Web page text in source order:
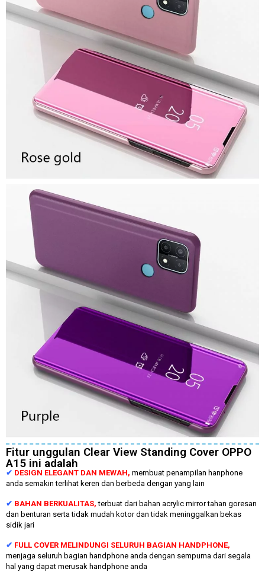
Fitur unggulan Clear View Standing Cover OPPO
A15 ini adalah
✔ DESIGN ELEGANT DAN MEWAH, membuat penampilan hanphone
anda semakin terlihat keren dan berbeda dengan yang lain
✔ BAHAN BERKUALITAS,terbuat dari bahan acrylic mirror tahan goresan
dan benturan serta tidak mudah kotor dan tidak meninggalkan bekas
sidik jari
✔ FULL COVER MELINDUNGI SELURUH BAGIAN HANDPHONE,
menjaga seluruh bagian handphone anda dengan sempurna dari segala
hal yang dapat merusak handphone anda